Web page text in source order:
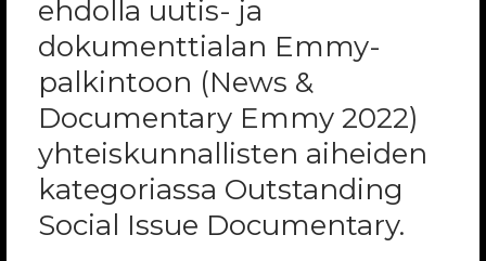
ehdolla uutis- ja
dokumenttialan Emmy-
palkintoon (News &
Documentary Emmy 2022)
yhteiskunnallisten aiheiden
kategoriassa Outstanding
Social Issue Documentary.